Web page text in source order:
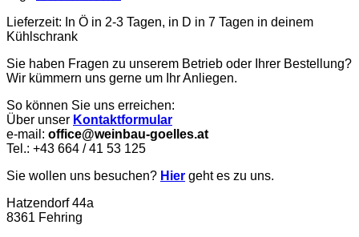
Lieferzeit: In Ö in 2-3 Tagen, in D in 7 Tagen in deinem
Kühlschrank
Sie haben Fragen zu unserem Betrieb oder Ihrer Bestellung?
Wir kümmern uns gerne um Ihr Anliegen.
So können Sie uns erreichen:
Über unser Kontaktformular
e-mail: office@weinbau-goelles.at
Tel.: +43 664 / 41 53 125
Sie wollen uns besuchen? Hier geht es zu uns.
Hatzendorf 44a
8361 Fehring